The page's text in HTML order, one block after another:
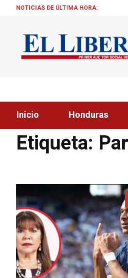
NOTICIAS DE ÚLTIMA HORA:
Inicio Honduras
Etiqueta: